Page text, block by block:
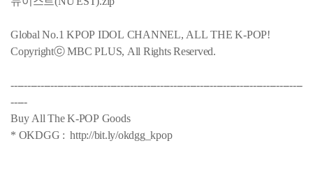
Global No.1 KPOP IDOL CHANNEL, ALL THE K-POP!
Copyrightⓒ MBC PLUS, All Rights Reserved.
----------------------------------------------------------------------------------------
-----
Buy All The K-POP Goods
* OKDGG : http://bit.ly/okdgg_kpop